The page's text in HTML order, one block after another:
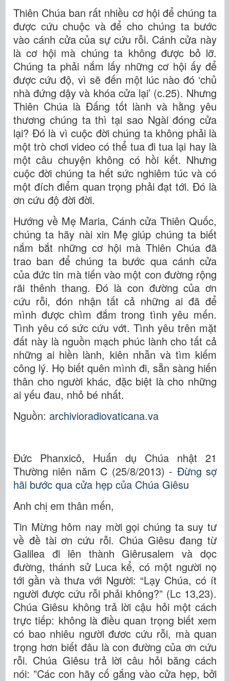
Thiên Chúa ban rất nhiều cơ hội để chúng ta
được cứu chuộc và để cho chúng ta bước
vào cánh cửa của sự cứu rỗi. Cánh cửa này
là cơ hội mà chúng ta không được bỏ lỡ.
Chúng ta phải nắm lấy những cơ hội ấy để
được cứu độ, vì sẽ đến một lúc nào đó ‘chủ
nhà đứng dậy và khóa cửa lại’ (c.25). Nhưng
Thiên Chúa là Đấng tốt lành và hằng yêu
thương chúng ta thì tại sao Ngài đóng cửa
lại? Đó là vì cuộc đời chúng ta không phải là
một trò chơi video có thể tua đi tua lại hay là
một câu chuyện không có hồi kết. Nhưng
cuộc đời chúng ta hết sức nghiêm túc và có
một đích điểm quan trọng phải đạt tới. Đó là
ơn cứu độ đời đời.
Hướng về Mẹ Maria, Cánh cửa Thiên Quốc,
chúng ta hãy nài xin Mẹ giúp chúng ta biết
nắm bắt những cơ hội mà Thiên Chúa đã
trao ban để chúng ta bước qua cánh cửa
của đức tin mà tiến vào một con đường rộng
rãi thênh thang. Đó là con đường của ơn
cứu rỗi, đón nhận tất cả những ai đã để
mình được chìm đắm trong tình yêu mến.
Tình yêu có sức cứu vớt. Tình yêu trên mặt
đất này là nguồn mạch phúc lành cho tất cả
những ai hiền lành, kiên nhẫn và tìm kiếm
công lý. Họ biết quên mình đi, sẵn sàng hiến
thân cho người khác, đặc biệt là cho những
ai yếu đau, nhỏ bé nhất.
Nguồn: archivioradiovaticana.va
Đức Phanxicô, Huấn dụ Chúa nhật 21
Thường niên năm C (25/8/2013) - Đừng sợ
hãi bước qua cửa hẹp của Chúa Giêsu
Anh chị em thân mến,
Tin Mừng hôm nay mời gọi chúng ta suy tư
về đề tài ơn cứu rỗi. Chúa Giêsu đang từ
Galilea đi lên thành Giêrusalem và dọc
đường, thánh sử Luca kể, có một người nọ
tới gần và thưa với Người: “Lạy Chúa, có ít
người được cứu rỗi phải không?” (Lc 13,23).
Chúa Giêsu không trả lời cậu hỏi một cách
trực tiếp: không là điều quan trọng biết xem
có bao nhiêu người đươc cứu rỗi, mà quan
trọng hơn biết đâu là con đường của ơn cứu
rỗi. Chúa Giêsu trả lời câu hỏi băng cách
nói: ”Các con hãy cố gắng vào cửa hẹp, bởi